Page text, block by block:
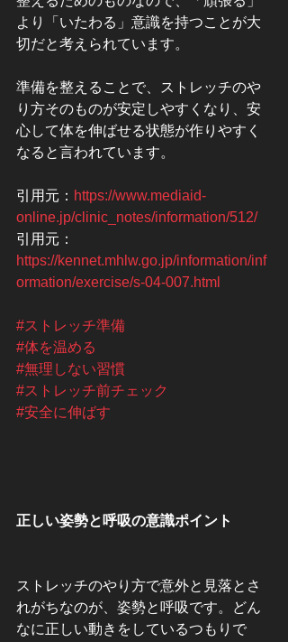
より「いたわる」意識を持つことが大
切だと考えられています。
準備を整えることで、ストレッチのや
り方そのものが安定しやすくなり、安
心して体を伸ばせる状態が作りやすく
なると言われています。
引用元： https://www.mediaid-
online.jp/clinic_notes/information/512/
引用元：
https://kennet.mhlw.go.jp/information/inf
ormation/exercise/s-04-007.html
#ストレッチ準備
#体を温める
#無理しない習慣
#ストレッチ前チェック
#安全に伸ばす
正しい姿勢と呼吸の意識ポイント
ストレッチのやり方で意外と見落とさ
れがちなのが、姿勢と呼吸です。どん
なに正しい動きをしているつもりで